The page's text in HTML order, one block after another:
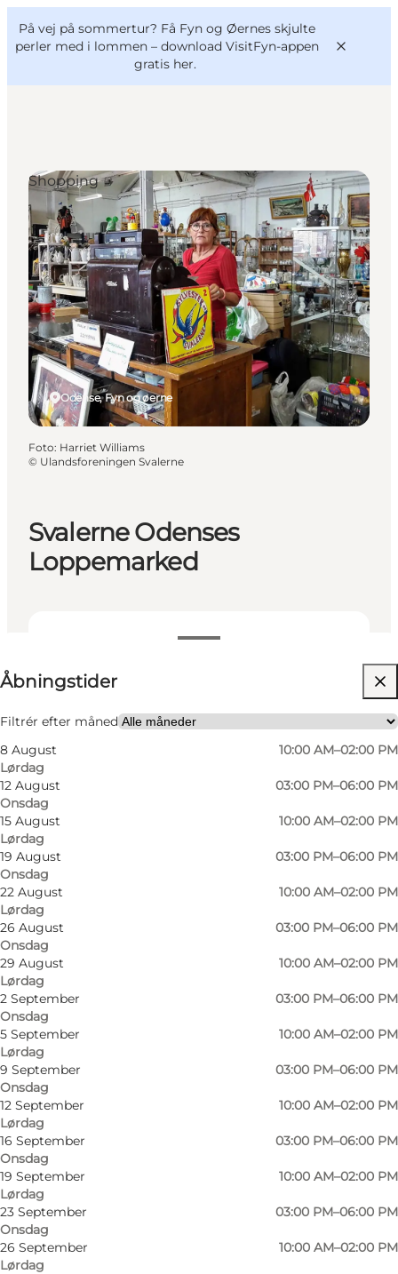
På vej på sommertur? Få Fyn og Øernes skjulte
perler med i lommen – download VisitFyn-appen
gratis her.
Oplevelser
Outdoor
Mad og drikke
Overnatning
Book lokale oplevelser
VisitFyn
Deutsch
Svalerne Odenses
Loppemarked
Åbningstider
Filtrér efter måned
8 August
Lørdag
10:00 AM–02:00 PM
12 August
Onsdag
03:00 PM–06:00 PM
15 August
Lørdag
10:00 AM–02:00 PM
19 August
Onsdag
03:00 PM–06:00 PM
22 August
Lørdag
10:00 AM–02:00 PM
26 August
Onsdag
03:00 PM–06:00 PM
29 August
Lørdag
10:00 AM–02:00 PM
2 September
Onsdag
03:00 PM–06:00 PM
5 September
Lørdag
10:00 AM–02:00 PM
9 September
Onsdag
03:00 PM–06:00 PM
12 September
Lørdag
10:00 AM–02:00 PM
16 September
Onsdag
03:00 PM–06:00 PM
19 September
Lørdag
10:00 AM–02:00 PM
23 September
Onsdag
03:00 PM–06:00 PM
26 September
Lørdag
10:00 AM–02:00 PM
Besøg hjemmeside
Mig selv, Venner, Min partner
Odense, Fyn og øerne
Shopping
Foto: Harriet Williams
© Ulandsforeningen Svalerne
Foto
Harriet Williams
© Ulandsforeningen Svalerne
Foto:
©
I Svalernes hyggelige genbrugsbutik er der